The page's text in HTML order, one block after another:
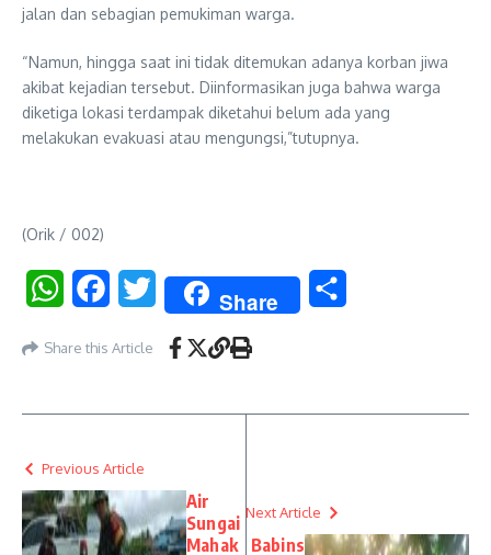
jalan dan sebagian pemukiman warga.
“Namun, hingga saat ini tidak ditemukan adanya korban jiwa
akibat kejadian tersebut. Diinformasikan juga bahwa warga
diketiga lokasi terdampak diketahui belum ada yang
melakukan evakuasi atau mengungsi,”tutupnya.
(Orik / 002)
WhatsAppFacebookTwitter Share
Share this Article
Previous Article
Air
Sungai
Mahak
Next Article
Babins